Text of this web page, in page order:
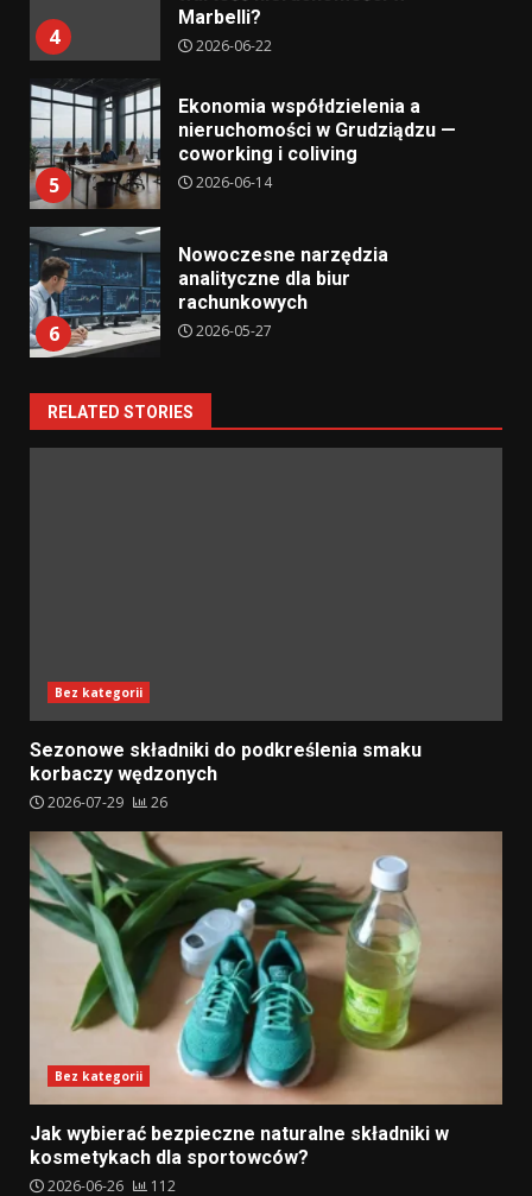
4
Marbelli?
2026-06-22
5
Ekonomia współdzielenia a
nieruchomości w Grudziądzu —
coworking i coliving
2026-06-14
6
Nowoczesne narzędzia
analityczne dla biur
rachunkowych
2026-05-27
RELATED STORIES
Bez kategorii
Sezonowe składniki do podkreślenia smaku
korbaczy wędzonych
2026-07-29 26
Bez kategorii
Jak wybierać bezpieczne naturalne składniki w
kosmetykach dla sportowców?
2026-06-26 112